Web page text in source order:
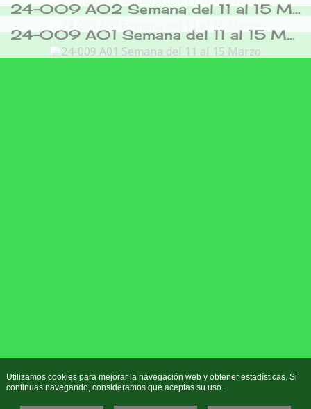
24-009 A02 Semana del 11 al 15 Marzo
24-009 A01 Semana del 11 al 15 Marzo
Utilizamos cookies para mejorar la navegación web y obtener estadísticas. Si
continuas navegando, consideramos que aceptas su uso.